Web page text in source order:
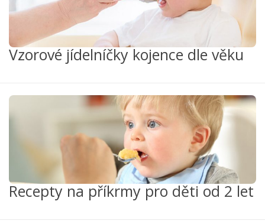
Vzorové jídelníčky kojence dle věku
Recepty na příkrmy pro děti od 2 let